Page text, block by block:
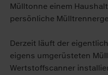
Mülltonne einem
persönliche
Derzeit läuft der
eigens umgerüsteten
Wertstoffscanner